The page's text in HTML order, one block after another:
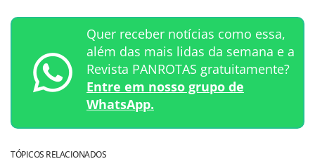
Quer receber notícias como essa,
além das mais lidas da semana e a
Revista PANROTAS gratuitamente?
Entre em nosso grupo de
WhatsApp.
TÓPICOS RELACIONADOS